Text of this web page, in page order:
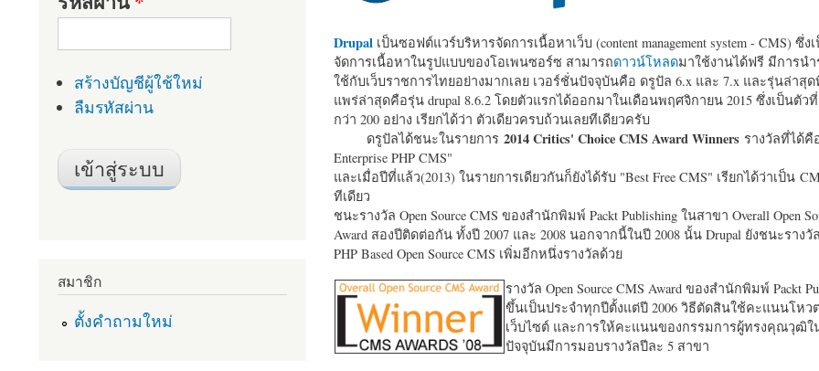
Drupalเป็นซอฟต์แวร์บริหารจัดการเนื้อหาเว็บ (content management system - CMS) ซึ่ง
จัดการเนื้อหาในรูปแบบของโอเพนซอร์ซ สามารถดาวน์โหลดมาใช้งานได้ฟรี มีการน
ใช้กับเว็บราชการไทยอย่างมากเลย เวอร์ชั่นปัจจุบันคือ ดรูปัล 6.x และ 7.x และรุ่นล่าสุด
แพร่ล่าสุดคือรุ่น drupal 8.6.2 โดยตัวแรกได้ออกมาในเดือนพฤศจิกายน 2015 ซึ่งเป็นตั
กว่า 200 อย่าง เรียกได้ว่า ตัวเดียวครบถ้วนเลยทีเดียวครับ
ดรูปัลได้ชนะในรายการ 2014 Critics' Choice CMS Award Winners รางวัลที่ได้คื
Enterprise PHP CMS"
และเมื่อปีที่แล้ว(2013) ในรายการเดียวกันก็ยังได้รับ "Best Free CMS" เรียกได้ว่าเป็น
ทีเดียว
ชนะรางวัล Open Source CMS ของสำนักพิมพ์ Packt Publishing ในสาขา Overall Open
Award สองปีติดต่อกัน ทั้งปี 2007 และ 2008 นอกจากนี้ในปี 2008 นั้น Drupal ยังชนะรางวั
PHP Based Open Source CMS เพิ่มอีกหนึ่งรางวัลด้วย
รางวัล Open Source CMS Award ของสำนักพิมพ์ Packt
ขึ้นเป็นประจำทุกปีตั้งแต่ปี 2006 วิธีตัดสินใช้คะแนนโหว
เว็บไซต์ และการให้คะแนนของกรรมการผู้ทรงคุณวุฒิใ
ปัจจุบันมีการมอบรางวัลปีละ 5 สาขา
สร้างบัญชีผู้ใช้ใหม่
ลืมรหัสผ่าน
สมาชิก
ตั้งคำถามใหม่